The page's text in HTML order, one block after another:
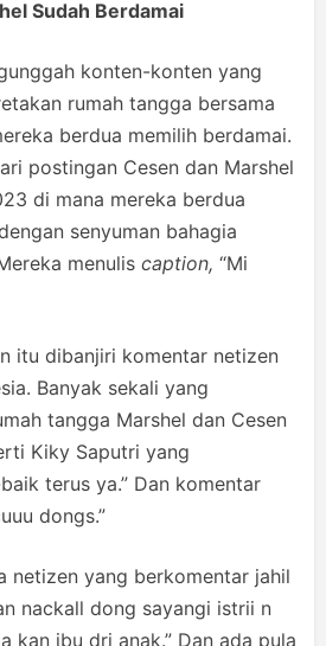
Sudah Berdamai
konten-konten yang
rumah tangga bersama
berdua memilih berdamai.
postingan Cesen dan Marshel
di mana mereka berdua
senyuman bahagia
menulis caption, “Mi
itu dibanjiri komentar netizen
Banyak sekali yang
tangga Marshel dan Cesen
Kiky Saputri yang
terus ya.” Dan komentar
dongs.”
netizen yang berkomentar jahil
nackall dong sayangi istrii n
kan ibu dri anak.” Dan ada pula